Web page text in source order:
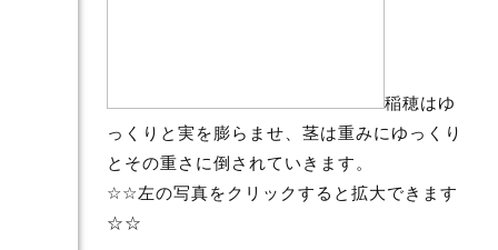
稲穂はゆ
っくりと実を膨らませ、茎は重みにゆっくり
とその重さに倒されていきます。
☆☆左の写真をクリックすると拡大できます
☆☆